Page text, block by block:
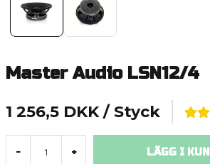
Master Audio LSN12/4
1 256,5 DKK / Styck
- + LÄGG I